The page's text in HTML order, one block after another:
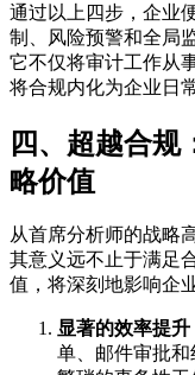
通过以上四步，企业
制、风险预警和全局
它不仅将审计工作从
将合规内化为企业日
四、超越合规
略价值
从首席分析师的战略
其意义远不止于满足
值，将深刻地影响企
显著的效率提升
单、邮件审批